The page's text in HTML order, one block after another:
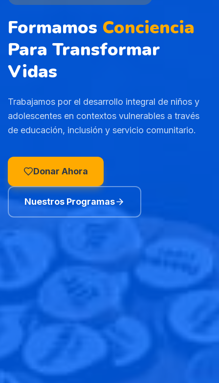
Formamos Conciencia
Para Transformar
Vidas
Trabajamos por el desarrollo integral de niños y
adolescentes en contextos vulnerables a través
de educación, inclusión y servicio comunitario.
Donar Ahora
Nuestros Programas